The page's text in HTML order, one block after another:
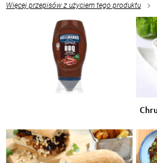
Więcej przepisów z użyciem tego produktu